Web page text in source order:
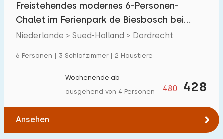
Freistehendes modernes 6-Personen-
Chalet im Ferienpark de Biesbosch bei
Dordrecht
Niederlande > Sued-Holland > Dordrecht
6 Personen | 3 Schlafzimmer | 2 Haustiere
480 428
Wochenende ab
ausgehend von 4 Personen
Ansehen